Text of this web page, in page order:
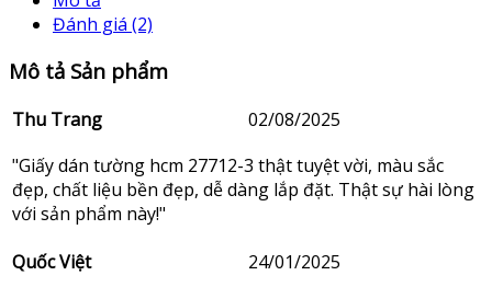
Đánh giá (2)
Mô tả Sản phẩm
Thu Trang
02/08/2025
"Giấy dán tường hcm 27712-3 thật tuyệt vời, màu sắc
đẹp, chất liệu bền đẹp, dễ dàng lắp đặt. Thật sự hài lòng
với sản phẩm này!"
Quốc Việt
24/01/2025